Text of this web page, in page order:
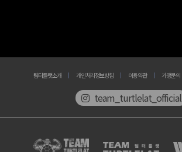
팀터틀랫소개 개인처리정보방침 이용약관 가맹문의
team_turtlelat_official